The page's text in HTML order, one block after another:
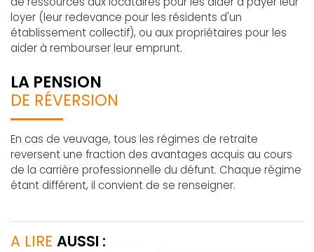
loyer (leur redevance pour les résidents d'un
établissement collectif), ou aux propriétaires pour les
aider à rembourser leur emprunt.
LA PENSION
DE RÉVERSION
En cas de veuvage, tous les régimes de retraite
reversent une fraction des avantages acquis au cours
de la carrière professionnelle du défunt. Chaque régime
étant différent, il convient de se renseigner.
A LIRE AUSSI :